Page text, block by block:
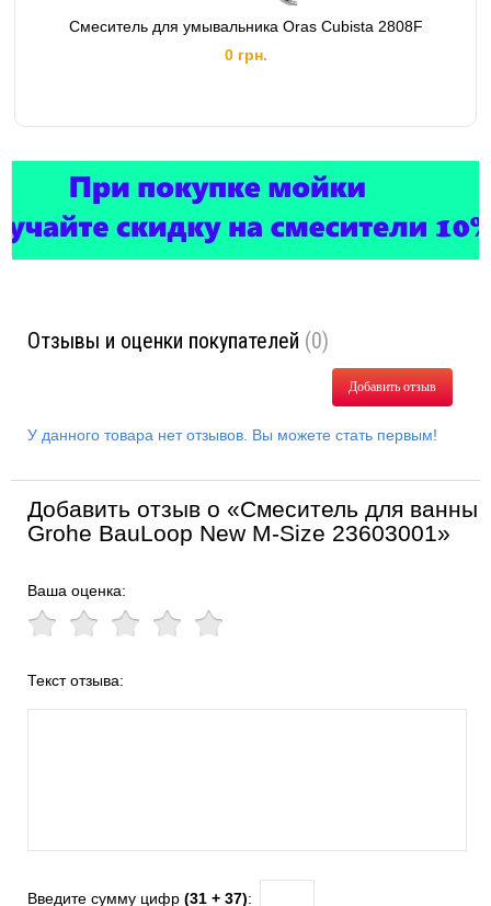
Смеситель для умывальника Oras Cubista 2808F
0 грн.
Отзывы и оценки покупателей (0)
Добавить отзыв
У данного товара нет отзывов. Вы можете стать первым!
Добавить отзыв о «Смеситель для ванны
Grohe BauLoop New M-Size 23603001»
Ваша оценка:
Текст отзыва:
Введите сумму цифр (31 + 37):